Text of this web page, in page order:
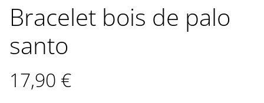
Bracelet bois de palo
santo
17,90 €